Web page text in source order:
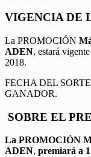
VIGENCIA DE
La PROMOCIÓN
ADEN, estará
2018.
FECHA DEL
GANADOR.
SOBRE EL
La PROMOCIÓN
ADEN, premiará a